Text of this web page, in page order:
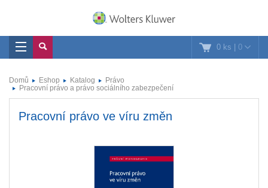
0 ks | 0
Domů Eshop Katalog
Právo
Pracovní právo a právo sociálního zabezpečení
Pracovní právo ve víru změn